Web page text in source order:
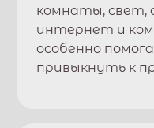
комнаты, свет,
интернет и
особенно
привыкнуть к